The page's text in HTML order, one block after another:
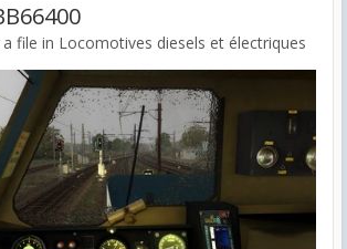
file in Locomotives diesels et électriques